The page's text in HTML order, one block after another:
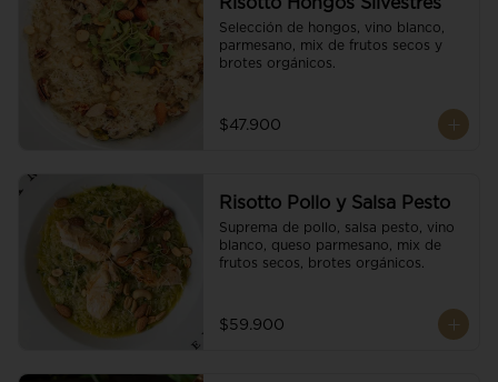
Selección de hongos, vino blanco,
parmesano, mix de frutos secos y
brotes orgánicos.
$47.900
Risotto Pollo y Salsa Pesto
Suprema de pollo, salsa pesto, vino
blanco, queso parmesano, mix de
frutos secos, brotes orgánicos.
$59.900